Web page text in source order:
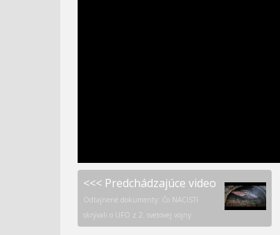
<<< Predchádzajúce video
Odtajnené dokumenty: Čo NACISTI
skrývali o UFO z 2. svetovej vojny